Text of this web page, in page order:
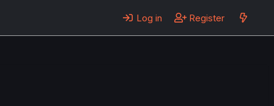
Log in Register